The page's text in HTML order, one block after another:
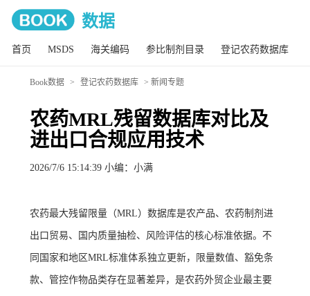
数据
首页 MSDS 海关编码 参比制剂目录 登记农药数据库
Book数据 > 登记农药数据库 > 新闻专题
农药MRL残留数据库对比及
进出口合规应用技术
2026/7/6 15:14:39 小编：小满
农药最大残留限量（MRL）数据库是农产品、农药制剂进
出口贸易、国内质量抽检、风险评估的核心标准依据。不
同国家和地区MRL标准体系独立更新，限量数值、豁免条
款、管控作物品类存在显著差异，是农药外贸企业最主要